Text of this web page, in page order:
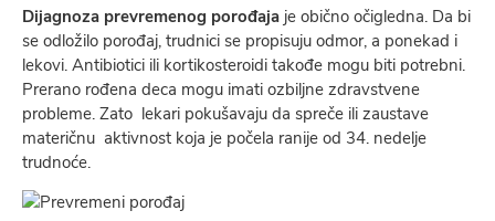
Dijagnoza prevremenog porođaja je obično očigledna. Da bi
se odložilo porođaj, trudnici se propisuju odmor, a ponekad i
lekovi. Antibiotici ili kortikosteroidi takođe mogu biti potrebni.
Prerano rođena deca mogu imati ozbiljne zdravstvene
probleme. Zato lekari pokušavaju da spreče ili zaustave
materičnu aktivnost koja je počela ranije od 34. nedelje
trudnoće.